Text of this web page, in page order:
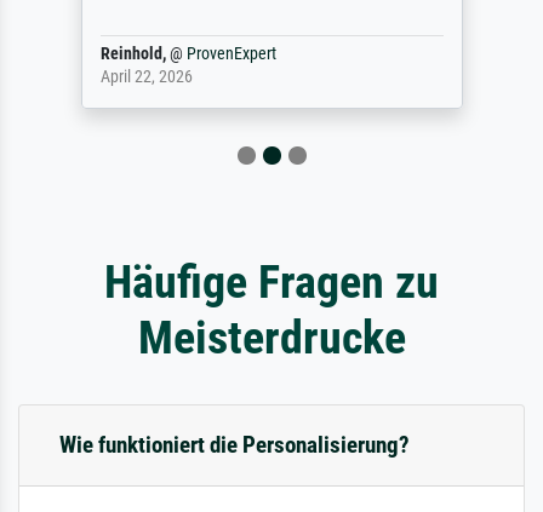
Reinhold,@ ProvenExpert
April 22, 2026
Häufige Fragen zu
Meisterdrucke
Wie funktioniert die Personalisierung?